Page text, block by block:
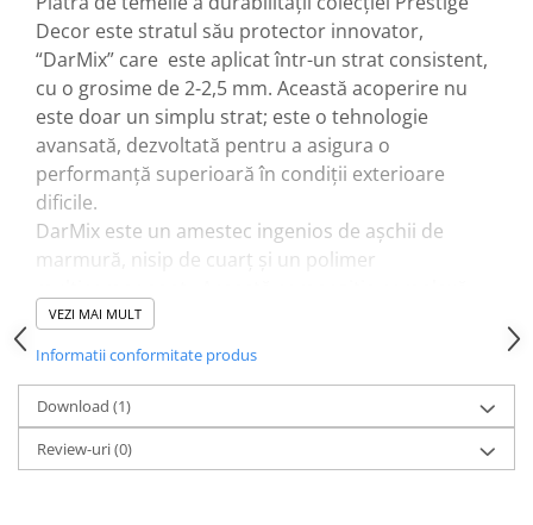
Decor este stratul său protector innovator,
“DarMix” care este aplicat într-un strat consistent,
cu o grosime de 2-2,5 mm. Această acoperire nu
este doar un simplu strat; este o tehnologie
avansată, dezvoltată pentru a asigura o
performanță superioară în condiții exterioare
dificile.
DarMix este un amestec ingenios de așchii de
marmură, nisip de cuarț și un polimer
este cheia proprietăților sale remarcabile. DarMix
conferă materialului "rezistență împreună cu
suficient de puternice pentru a rezista
impacturilor, dar și suficient de flexibile pentru a
preveni fisurile cauzate de dilatările termice sau de
VEZI MAI MULT
Informatii conformitate produs
Download (1)
Review-uri(0)